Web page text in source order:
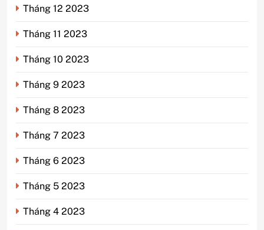
Tháng 12 2023
Tháng 11 2023
Tháng 10 2023
Tháng 9 2023
Tháng 8 2023
Tháng 7 2023
Tháng 6 2023
Tháng 5 2023
Tháng 4 2023